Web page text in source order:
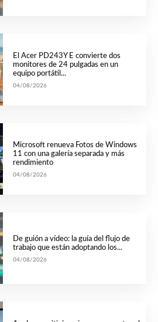
El Acer PD243Y E convierte dos
monitores de 24 pulgadas en un
equipo portátil...
04/08/2026
Microsoft renueva Fotos de Windows
11 con una galería separada y más
rendimiento
04/08/2026
De guión a vídeo: la guía del flujo de
trabajo que están adoptando los...
04/08/2026